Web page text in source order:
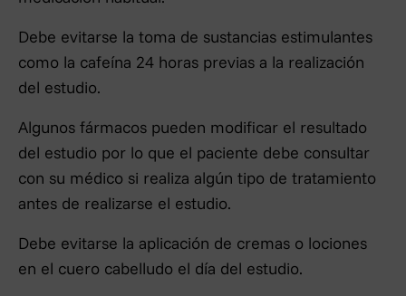
Debe evitarse la toma de sustancias estimulantes
como la cafeína 24 horas previas a la realización
del estudio.
Algunos fármacos pueden modificar el resultado
del estudio por lo que el paciente debe consultar
con su médico si realiza algún tipo de tratamiento
antes de realizarse el estudio.
Debe evitarse la aplicación de cremas o lociones
en el cuero cabelludo el día del estudio.